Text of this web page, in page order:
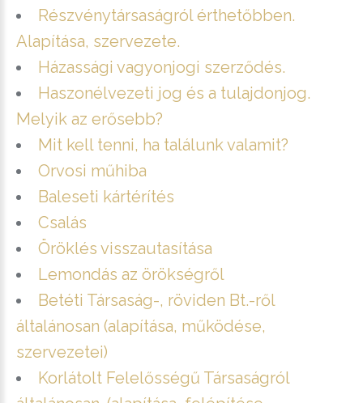
Részvénytársaságról érthetőbben.
Alapítása, szervezete.
Házassági vagyonjogi szerződés.
Haszonélvezeti jog és a tulajdonjog.
Melyik az erősebb?
Mit kell tenni, ha találunk valamit?
Orvosi műhiba
Baleseti kártérítés
Csalás
Öröklés visszautasítása
Lemondás az örökségről
Betéti Társaság-, röviden Bt.-ről
általánosan (alapítása, működése,
szervezetei)
Korlátolt Felelősségű Társaságról